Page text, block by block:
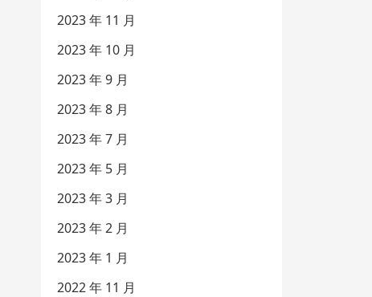
2023 年 11 月
2023 年 10 月
2023 年 9 月
2023 年 8 月
2023 年 7 月
2023 年 5 月
2023 年 3 月
2023 年 2 月
2023 年 1 月
2022 年 11 月